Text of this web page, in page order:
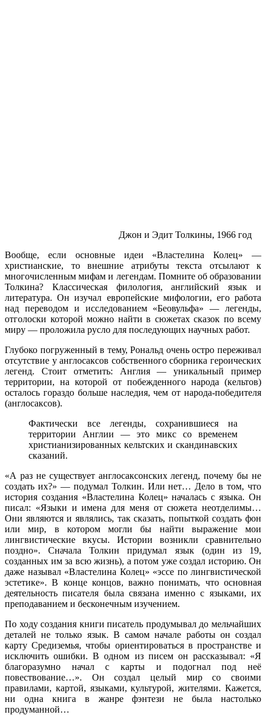
Джон и Эдит Толкины, 1966 год
Вообще, если основные идеи «Властелина Колец» —
христианские, то внешние атрибуты текста отсылают к
многочисленным мифам и легендам. Помните об образовании
Толкина? Классическая филология, английский язык и
литература. Он изучал европейские мифологии, его работа
над переводом и исследованием «Беовульфа» — легенды,
отголоски которой можно найти в сюжетах сказок по всему
миру — проложила русло для последующих научных работ.
Глубоко погруженный в тему, Рональд очень остро переживал
отсутствие у англосаксов собственного сборника героических
легенд. Стоит отметить: Англия — уникальный пример
территории, на которой от побежденного народа (кельтов)
осталось гораздо больше наследия, чем от народа-победителя
(англосаксов).
Фактически все легенды, сохранившиеся на
территории Англии — это микс со временем
христианизированных кельтских и скандинавских
сказаний.
«А раз не существует англосаксонских легенд, почему бы не
создать их?» — подумал Толкин. Или нет… Дело в том, что
история создания «Властелина Колец» началась с языка. Он
писал: «Языки и имена для меня от сюжета неотделимы…
Они являются и являлись, так сказать, попыткой создать фон
или мир, в котором могли бы найти выражение мои
лингвистические вкусы. Истории возникли сравнительно
поздно». Сначала Толкин придумал язык (один из 19,
созданных им за всю жизнь), а потом уже создал историю. Он
даже называл «Властелина Колец» «эссе по лингвистической
эстетике». В конце концов, важно понимать, что основная
деятельность писателя была связана именно с языками, их
преподаванием и бесконечным изучением.
По ходу создания книги писатель продумывал до мельчайших
деталей не только язык. В самом начале работы он создал
карту Средиземья, чтобы ориентироваться в пространстве и
исключить ошибки. В одном из писем он рассказывал: «Я
благоразумно начал с карты и подогнал под неё
повествование…». Он создал целый мир со своими
правилами, картой, языками, культурой, жителями. Кажется,
ни одна книга в жанре фэнтези не была настолько
продуманной…